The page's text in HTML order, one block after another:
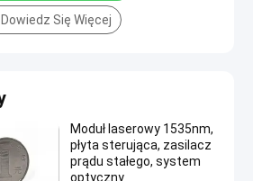
Dowiedz Się Więcej
Moduł laserowy 1535nm,
płyta sterująca, zasilacz
prądu stałego, system
optyczny